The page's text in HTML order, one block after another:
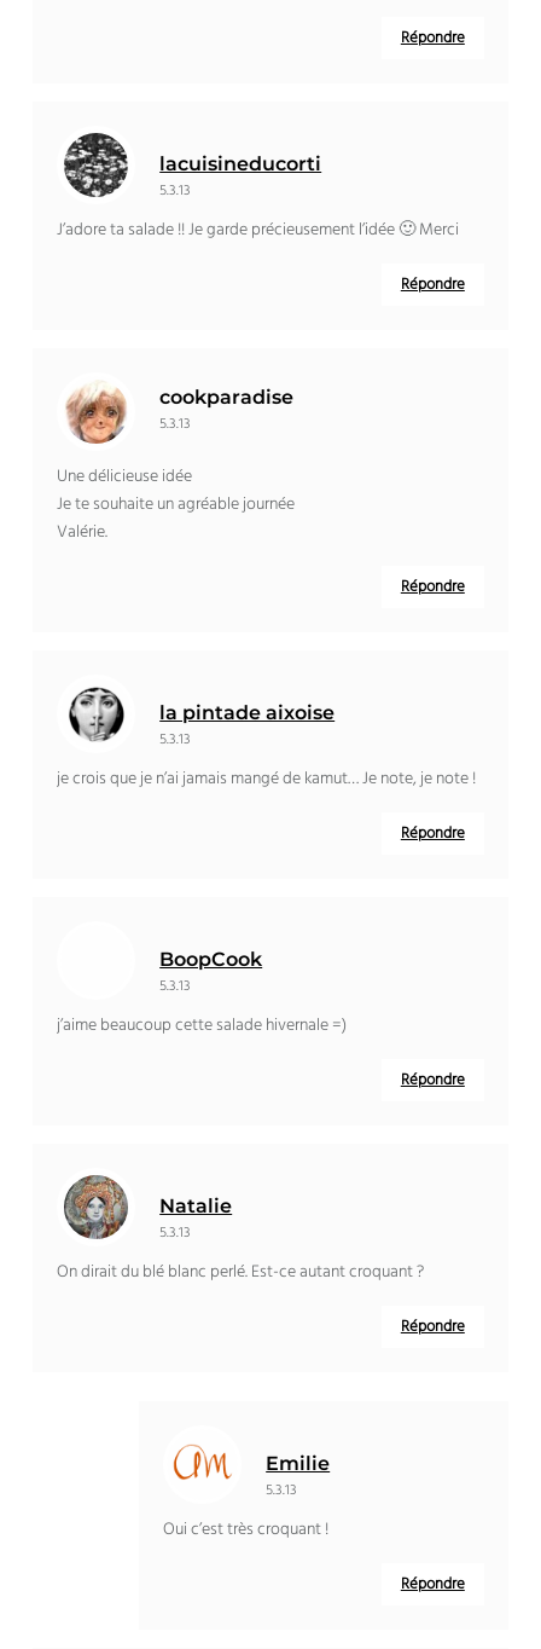
Répondre
lacuisineducorti
5.3.13
J’adore ta salade !! Je garde précieusement l’idée 🙂 Merci
Répondre
cookparadise
5.3.13
Une délicieuse idée
Je te souhaite un agréable journée
Valérie.
Répondre
la pintade aixoise
5.3.13
je crois que je n’ai jamais mangé de kamut… Je note, je note !
Répondre
BoopCook
5.3.13
j’aime beaucoup cette salade hivernale =)
Répondre
Natalie
5.3.13
On dirait du blé blanc perlé. Est-ce autant croquant ?
Répondre
Emilie
5.3.13
Oui c’est très croquant !
Répondre